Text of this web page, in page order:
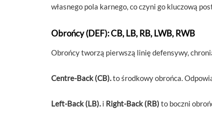
własnego pola karnego, co czyni go kluczową
Obrońcy (DEF): CB, LB, RB, LWB, RWB
Obrońcy tworzą pierwszą linię defensywy,
Centre-Back (CB).to środkowy obrońca.
Left-Back (LB). i Right-Back (RB) to boczni